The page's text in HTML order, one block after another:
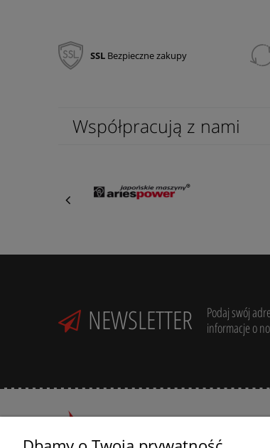
SSL Bezpieczne zakupy
Współpracują z nami
NEWSLETTER
Podaj swój
informacje o